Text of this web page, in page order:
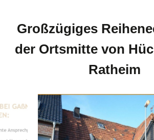
Großzügiges
der Ortsmitte von
Ratheim